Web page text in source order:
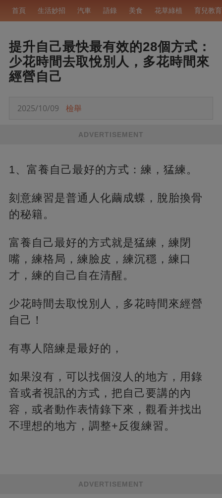
首頁 生活妙招 汽車 語錄 美食 花草綠植 育兒教育
提升自己最快最有效的28個方式：
少花時間去取悅別人，多花時間來
經營自己
2025/10/09 檢舉
ADVERTISEMENT
1、富養自己最好的方式：練，猛練。
刻意練習是普通人化繭成蝶，脫胎換骨
的秘籍。
富養自己最好的方式就是猛練，練閉
嘴，練格局，練臉皮，練沉穩，練口
才，練的自己自在清醒。
少花時間去取悅別人，多花時間來經營
自己！
有專人陪練是最好的，
如果沒有，可以找個沒人的地方，用錄
音或者視訊的方式，把自己要講的內
容，或者動作表情錄下來，觀看并找出
不理想的地方，調整+反復練習。
ADVERTISEMENT